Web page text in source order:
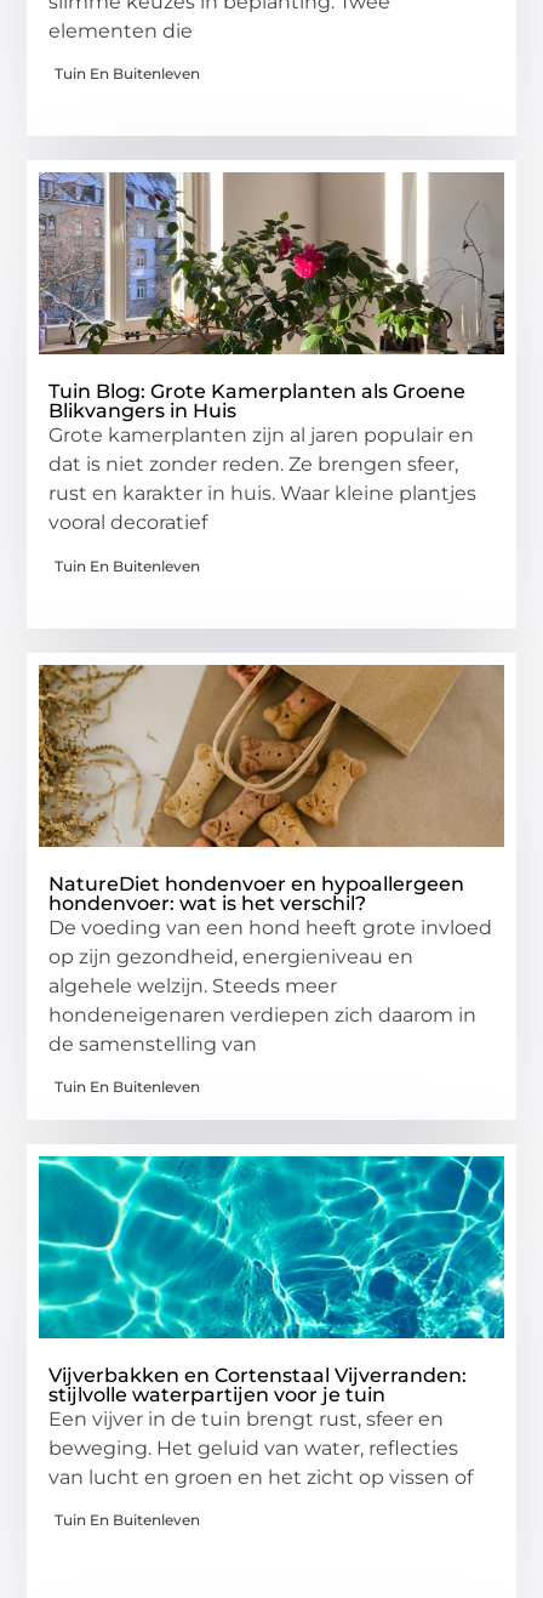
elementen die
Tuin En Buitenleven
Tuin Blog: Grote Kamerplanten als Groene
Blikvangers in Huis
Grote kamerplanten zijn al jaren populair en
dat is niet zonder reden. Ze brengen sfeer,
rust en karakter in huis. Waar kleine plantjes
vooral decoratief
Tuin En Buitenleven
NatureDiet hondenvoer en hypoallergeen
hondenvoer: wat is het verschil?
De voeding van een hond heeft grote invloed
op zijn gezondheid, energieniveau en
algehele welzijn. Steeds meer
hondeneigenaren verdiepen zich daarom in
de samenstelling van
Tuin En Buitenleven
Vijverbakken en Cortenstaal Vijverranden:
stijlvolle waterpartijen voor je tuin
Een vijver in de tuin brengt rust, sfeer en
beweging. Het geluid van water, reflecties
van lucht en groen en het zicht op vissen of
Tuin En Buitenleven